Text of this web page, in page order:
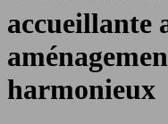
accueillante
harmonieux